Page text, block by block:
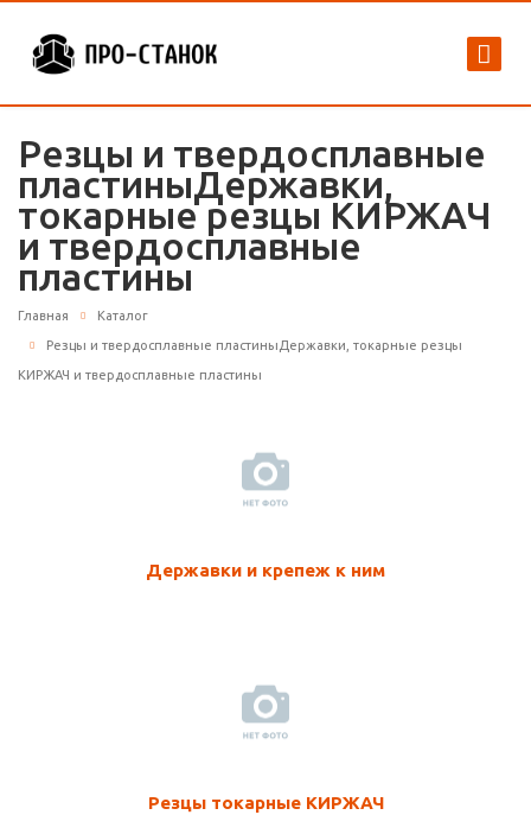
Резцы и твердосплавные
пластиныДержавки,
токарные резцы КИРЖАЧ
и твердосплавные
пластины
Главная Каталог
Резцы и твердосплавные пластиныДержавки, токарные резцы
КИРЖАЧ и твердосплавные пластины
Державки и крепеж к ним
Резцы токарные КИРЖАЧ